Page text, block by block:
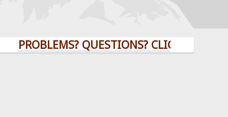
QUESTIONS? CLICK HERE!